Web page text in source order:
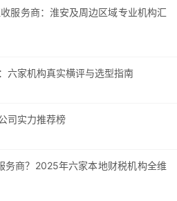
服务商：淮安及周边区域专业机构汇
六家机构真实横评与选型指南
司实力推荐榜
务商？2025年六家本地财税机构全维